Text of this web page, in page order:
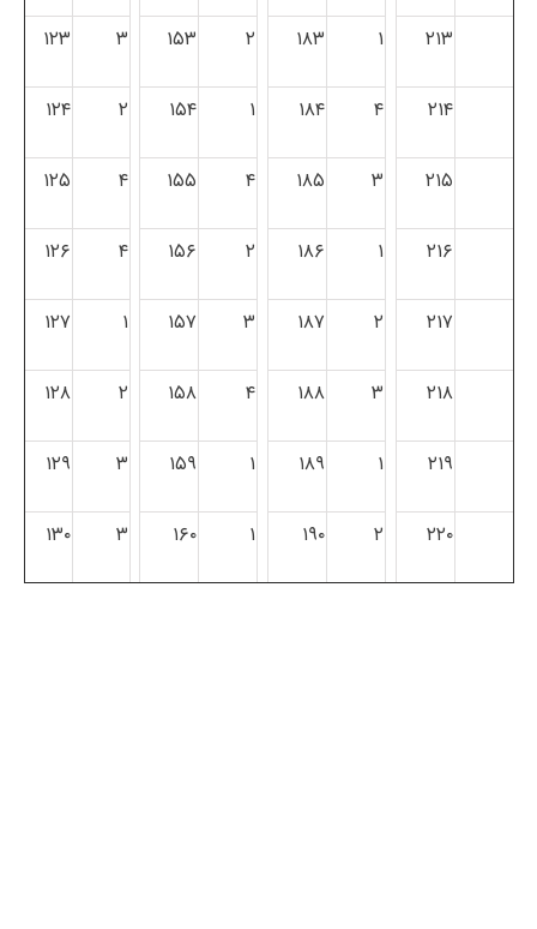
۲۱۳ ۱ ۱۸۳ ۲ ۱۵۳ ۳ ۱۲۳
۲۱۴ ۴ ۱۸۴ ۱ ۱۵۴ ۲ ۱۲۴
۲۱۵ ۳ ۱۸۵ ۴ ۱۵۵ ۴ ۱۲۵
۲۱۶ ۱ ۱۸۶ ۲ ۱۵۶ ۴ ۱۲۶
۲۱۷ ۲ ۱۸۷ ۳ ۱۵۷ ۱ ۱۲۷
۲۱۸ ۳ ۱۸۸ ۴ ۱۵۸ ۲ ۱۲۸
۲۱۹ ۱ ۱۸۹ ۱ ۱۵۹ ۳ ۱۲۹
۲۲۰ ۲ ۱۹۰ ۱ ۱۶۰ ۳ ۱۳۰